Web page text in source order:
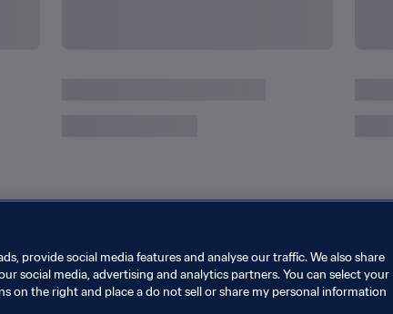
DE SERVICIO AJUSTAR LA CONFIGURACIÓN DE LAS
provide social media features and analyse our traffic. We also share
social media, advertising and analytics partners. You can select your
on the right and place a do not sell or share my personal information